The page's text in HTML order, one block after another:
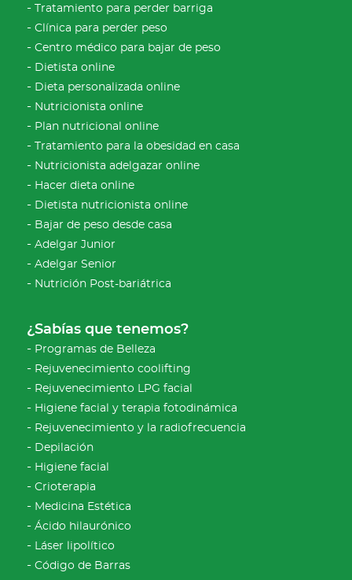
Tratamiento para perder barriga
Clínica para perder peso
Centro médico para bajar de peso
Dietista online
Dieta personalizada online
Nutricionista online
Plan nutricional online
Tratamiento para la obesidad en casa
Nutricionista adelgazar online
Hacer dieta online
Dietista nutricionista online
Bajar de peso desde casa
Adelgar Junior
Adelgar Senior
Nutrición Post-bariátrica
¿Sabías que tenemos?
Programas de Belleza
Rejuvenecimiento coolifting
Rejuvenecimiento LPG facial
Higiene facial y terapia fotodinámica
Rejuvenecimiento y la radiofrecuencia
Depilación
Higiene facial
Crioterapia
Medicina Estética
Ácido hilaurónico
Láser lipolítico
Código de Barras